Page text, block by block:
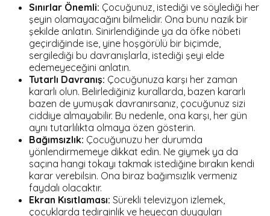
Sınırlar Önemli: Çocuğunuz, istediği ve söylediği her
şeyin olamayacağını bilmelidir. Ona bunu nazik bir
şekilde anlatın. Sinirlendiğinde ya da öfke nöbeti
geçirdiğinde ise, yine hoşgörülü bir biçimde,
sergilediği bu davranışlarla, istediği şeyi elde
edemeyeceğini anlatın.
Tutarlı Davranış: Çocuğunuza karşı her zaman
kararlı olun. Belirlediğiniz kurallarda, bazen kararlı
bazen de yumuşak davranırsanız, çocuğunuz sizi
ciddiye almayabilir. Bu nedenle, ona karşı, her gün
aynı tutarlılıkta olmaya özen gösterin.
Bağımsızlık: Çocuğunuzu her durumda
yönlendirmemeye dikkat edin. Ne giymek ya da
saçına hangi tokayı takmak istediğine bırakın kendi
karar verebilsin. Ona biraz bağımsızlık vermeniz
faydalı olacaktır.
Ekran Kısıtlaması: Sürekli televizyon izlemek,
çocuklarda tedirginlik ve heyecan duyguları